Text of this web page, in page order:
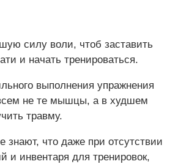
силу воли, чтоб заставить
и начать тренироваться.
выполнения упражнения
не те мышцы, а в худшем
травму.
знают, что даже при отсутствии
и инвентаря для тренировок,